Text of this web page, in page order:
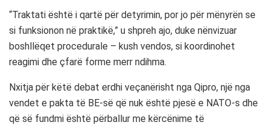
“Traktati është i qartë për detyrimin, por jo për mënyrën se
si funksionon në praktikë,” u shpreh ajo, duke nënvizuar
boshllëqet procedurale – kush vendos, si koordinohet
reagimi dhe çfarë forme merr ndihma.
Nxitja për këtë debat erdhi veçanërisht nga Qipro, një nga
vendet e pakta të BE-së që nuk është pjesë e NATO-s dhe
që së fundmi është përballur me kërcënime të